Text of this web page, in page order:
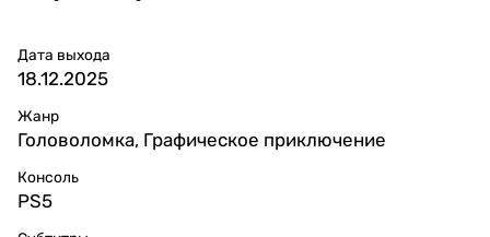
Дата выхода
18.12.2025
Жанр
Головоломка, Графическое приключение
Консоль
PS5